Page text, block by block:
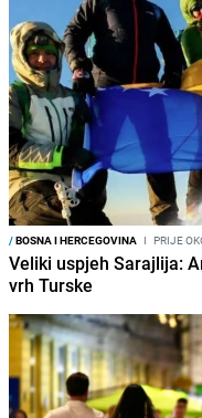
/BOSNA I HERCEGOVINA I PRIJE
Veliki uspjeh Sarajlija:
vrh Turske